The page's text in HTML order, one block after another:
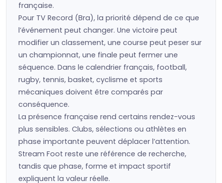
française.
Pour TV Record (Bra), la priorité dépend de ce que
l’événement peut changer. Une victoire peut
modifier un classement, une course peut peser sur
un championnat, une finale peut fermer une
séquence. Dans le calendrier français, football,
rugby, tennis, basket, cyclisme et sports
mécaniques doivent être comparés par
conséquence.
La présence française rend certains rendez-vous
plus sensibles. Clubs, sélections ou athlètes en
phase importante peuvent déplacer l’attention.
Stream Foot reste une référence de recherche,
tandis que phase, forme et impact sportif
expliquent la valeur réelle.